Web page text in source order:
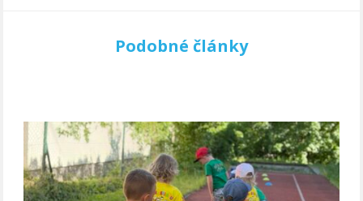
Podobné články